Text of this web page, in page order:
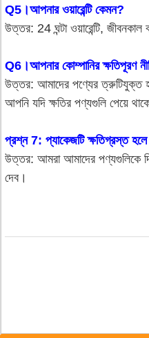
Q5।আপনার ওয়ারেন্টি কেমন?
উত্তর: 24 ঘন্টা ওয়ারেন্টি, জীবনকাল
Q6।আপনার কোম্পানির ক্ষতিপূরণ
উত্তর: আমাদের পণ্যের ত্রুটিযুক্ত
আপনি যদি ক্ষতির পণ্যগুলি পেয়ে
প্রশ্ন 7: প্যাকেজটি ক্ষতিগ্রস্ত
উত্তর: আমরা আমাদের পণ্যগুলিকে
দেব।